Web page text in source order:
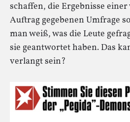
schaffen, die Ergebnisse
Auftrag gegebenen Umfrage
man weiß, was die Leute
sie geantwortet haben. Das
verlangt sein?